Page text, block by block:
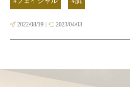
2022/08/19 2023/04/03